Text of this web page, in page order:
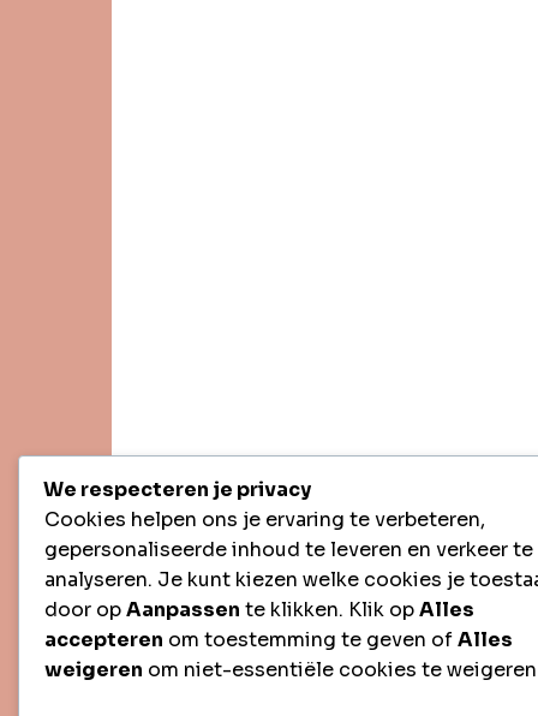
We respecteren je privacy
Cookies helpen ons je ervaring te verbeteren,
gepersonaliseerde inhoud te leveren en verkeer te
analyseren. Je kunt kiezen welke cookies je
door opAanpassen te klikken. Klik opAlles
accepteren om toestemming te geven ofAlles
weigeren om niet-essentiële cookies te